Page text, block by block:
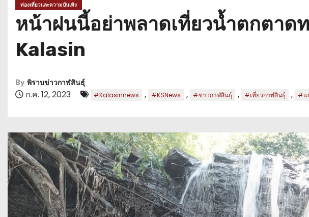
ท่องเที่ยวและความบันเทิง
หน้าฝนนี้อย่าพลาดเที่ยวน้ำตกตาด
Kalasin
By พิราบข่าวกาฬสินธุ์
ก.ค. 12, 2023 #Kalasinnews , #KSNews , #ข่าวกาฬสินธุ์ , #เที่ยวกาฬสินธุ์ , #แ